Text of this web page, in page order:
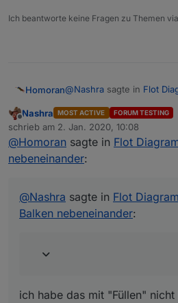
Ich beantworte keine Fragen zu Themen
Homoran@Nashra sagte in Flot
Einzigst was mir nicht
keine Füllfarbe haben,
ich habe das mit "Füllen"
Aber indem ich die
Beim erneuten einlesen
wieder der Abstand auf 0
Offline
Nashra MOST ACTIVE FORUM TESTING
schrieb am 2. Jan. 2020, 10:08
zuletzt editiert von
@Homoran sagte in Flot
nebeneinander:
@Nashra sagte in Flot
Balken nebeneinander:
ich habe das mit "Füllen" nicht